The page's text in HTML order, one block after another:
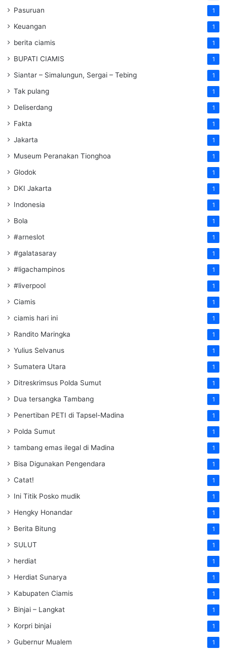
Pasuruan 1
Keuangan 1
berita ciamis 1
BUPATI CIAMIS 1
Siantar – Simalungun, Sergai – Tebing 1
Tak pulang 1
Deliserdang 1
Fakta 1
Jakarta 1
Museum Peranakan Tionghoa 1
Glodok 1
DKI Jakarta 1
Indonesia 1
Bola 1
#arneslot 1
#galatasaray 1
#ligachampinos 1
#liverpool 1
Ciamis 1
ciamis hari ini 1
Randito Maringka 1
Yulius Selvanus 1
Sumatera Utara 1
Ditreskrimsus Polda Sumut 1
Dua tersangka Tambang 1
Penertiban PETI di Tapsel-Madina 1
Polda Sumut 1
tambang emas ilegal di Madina 1
Bisa Digunakan Pengendara 1
Catat! 1
Ini Titik Posko mudik 1
Hengky Honandar 1
Berita Bitung 1
SULUT 1
herdiat 1
Herdiat Sunarya 1
Kabupaten Ciamis 1
Binjai – Langkat 1
Korpri binjai 1
Gubernur Mualem 1